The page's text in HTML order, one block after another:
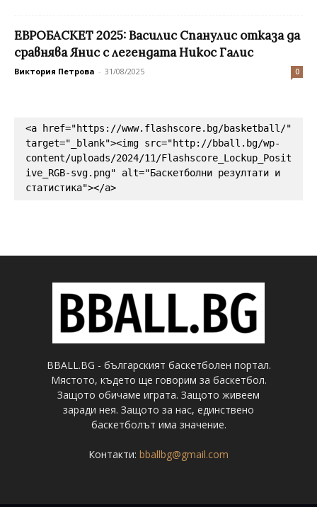
ЕВРОБАСКЕТ 2025: Василис Спанулис отказа да
сравнява Янис с легендата Никос Галис
Виктория Петрова - 31/08/2025 0
<a href="https://www.flashscore.bg/basketball/"
target="_blank"><img src="http://bball.bg/wp-
content/uploads/2024/11/Flashscore_Lockup_Posit
ive_RGB-svg.png" alt="Баскетболни резултати и
статистика"></a>
BBALL.BG - българският баскетболен портал.
Мястото, където ще говорим за баскетбол.
Защото обичаме играта. Защото живеем
заради нея. Защото за нас, единствено
баскетболът има значение.
Контакти: bballbg@gmail.com